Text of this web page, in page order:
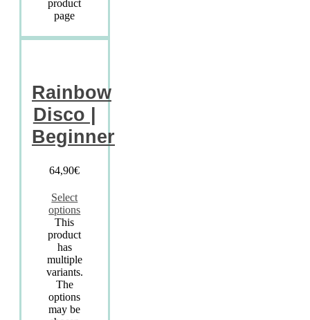
product
page
Rainbow
Disco |
Beginner
64,90€
Select
options
This
product
has
multiple
variants.
The
options
may be